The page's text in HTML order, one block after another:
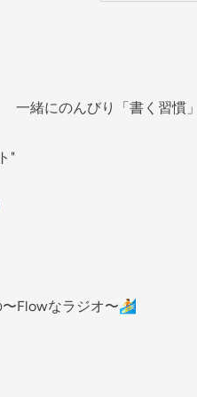
緒にのんびり「書く習慣」
"
Flowなラジオ〜🏄